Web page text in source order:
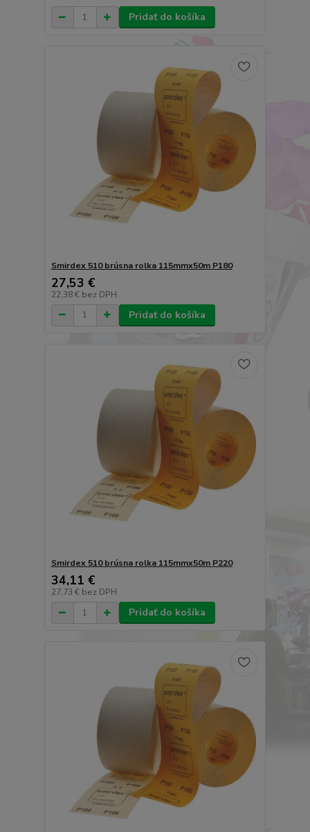
Pridať do košíka
Smirdex 510 brúsna rolka 115mmx50m P180
27,53 €
22,38 € bez DPH
Pridať do košíka
Smirdex 510 brúsna rolka 115mmx50m P220
34,11 €
27,73 € bez DPH
Pridať do košíka